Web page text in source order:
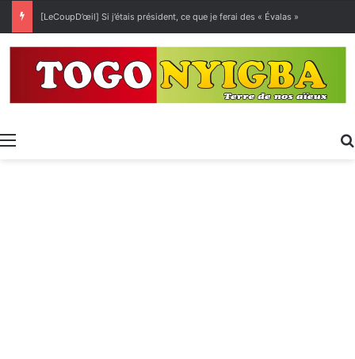
[LeCoupD’œil] Si j’étais président, ce que je ferai des « Évalas »
Menu